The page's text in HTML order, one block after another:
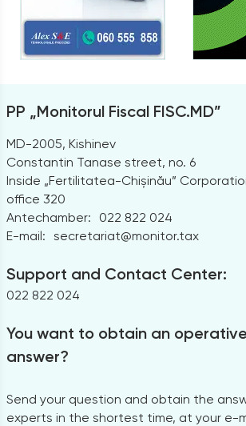
PP „Monitorul Fiscal FISC.MD”
MD-2005, Kishinev
Constantin Tanase street, no. 6
Inside „Fertilitatea-Chișinău”
office 320
Antechamber:
022 822 024
E-mail: secretariat@monitor.tax
Support and Contact Center:
022 822 024
You want to obtain an
answer?
Send your question and obtain the
experts in the shortest time, at your e-